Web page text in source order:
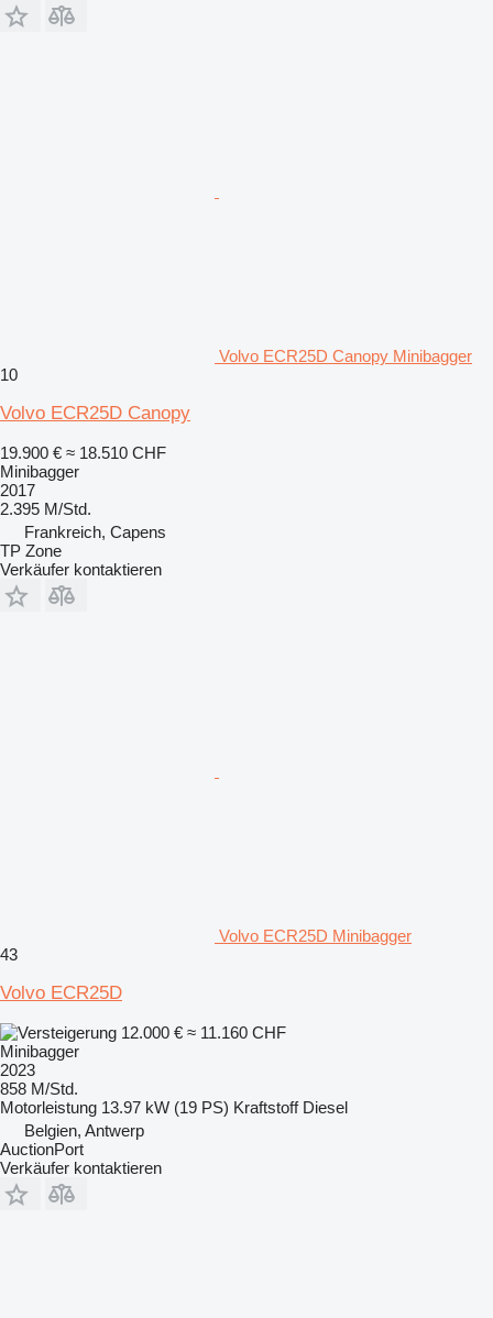
Volvo ECR25D Canopy Minibagger
10
Volvo ECR25D Canopy
19.900 € ≈ 18.510 CHF
Minibagger
2017
2.395 M/Std.
Frankreich, Capens
TP Zone
Verkäufer kontaktieren
Volvo ECR25D Minibagger
43
Volvo ECR25D
12.000 € ≈ 11.160 CHF
Minibagger
2023
858 M/Std.
Motorleistung 13.97 kW (19 PS) Kraftstoff Diesel
Belgien, Antwerp
AuctionPort
Verkäufer kontaktieren